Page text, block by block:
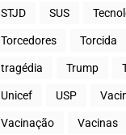
STJD SUS
Torcedores Torcida
tragédia Trump
Unicef USP
Vacinação Vacinas